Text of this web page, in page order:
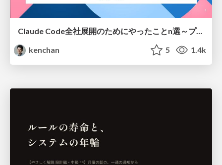
Claude Code全社展開のためにやったことn選～プラグイン302個・コミッター271人を支えるために～
kenchan
5 1.4k